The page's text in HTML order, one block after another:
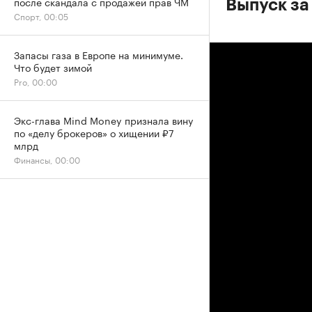
Выпуск
Спорт, 00:05
Запасы газа в Европе на минимуме.
Что будет зимой
Pro, 00:00
Экс-глава Mind Money признала вину
по «делу брокеров» о хищении ₽7
млрд
Финансы, 00:00